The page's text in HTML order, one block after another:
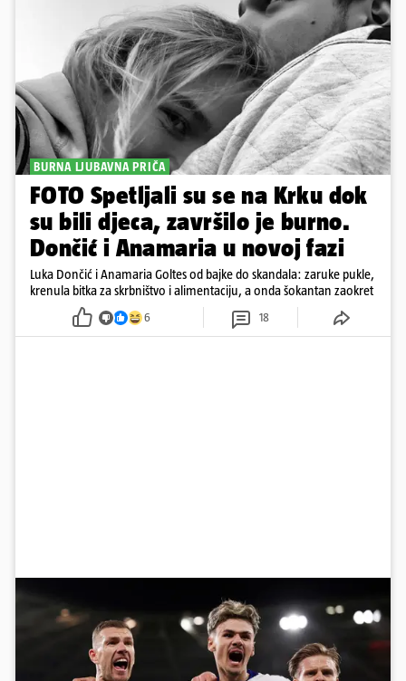
BURNA LJUBAVNA PRIČA
FOTO Spetljali su se na Krku dok
su bili djeca, završilo je burno.
Dončić i Anamaria u novoj fazi
Luka Dončić i Anamaria Goltes od bajke do skandala: zaruke pukle,
krenula bitka za skrbništvo i alimentaciju, a onda šokantan zaokret
6 18